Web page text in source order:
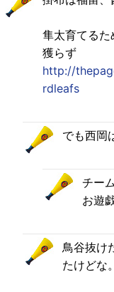
隼太育てる
獲らず
http://
rdleafs
でも西岡
チー
お遊
鳥谷抜け
たけどな。